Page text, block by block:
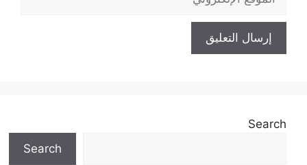
الإلكتروني
Search
Search